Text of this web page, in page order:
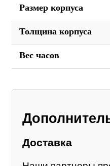
Размер корпуса
Толщина корпуса
Вес часов
Доставка